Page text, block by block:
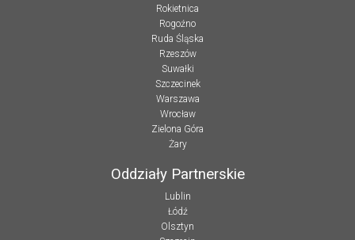
Rokietnica
Rogoźno
Ruda Śląska
Rzeszów
Suwałki
Szczecinek
Warszawa
Wrocław
Zielona Góra
Żary
Oddziały Partnerskie
Lublin
Łódź
Olsztyn